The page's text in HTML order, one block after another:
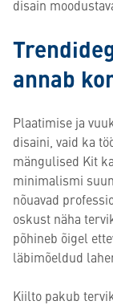
disain
annab
Plaatimise ja
disaini, vaid ka
mängulised Kit
minimalismi
nõuavad
oskust näha
põhineb õigel
läbimõeldud
Kiilto pakub